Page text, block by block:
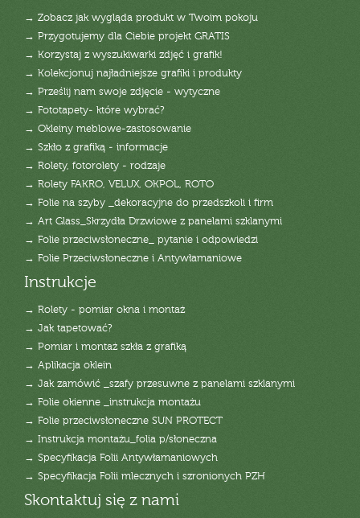
→ Zobacz jak wygląda produkt w Twoim pokoju
→ Przygotujemy dla Ciebie projekt GRATIS
→ Korzystaj z wyszukiwarki zdjęć i grafik!
→ Kolekcjonuj najładniejsze grafiki i produkty
→ Prześlij nam swoje zdjęcie - wytyczne
→ Fototapety- które wybrać?
→ Okleiny meblowe-zastosowanie
→ Szkło z grafiką - informacje
→ Rolety, fotorolety - rodzaje
→ Rolety FAKRO, VELUX, OKPOL, ROTO
→ Folie na szyby _dekoracyjne do przedszkoli i firm
→ Art Glass_Skrzydła Drzwiowe z panelami szklanymi
→ Folie przeciwsłoneczne_ pytanie i odpowiedzi
→ Folie Przeciwsłoneczne i Antywłamaniowe
Instrukcje
→ Rolety - pomiar okna i montaż
→ Jak tapetować?
→ Pomiar i montaż szkła z grafiką
→ Aplikacja oklein
→ Jak zamówić _szafy przesuwne z panelami szklanymi
→ Folie okienne _instrukcja montażu
→ Folie przeciwsłoneczne SUN PROTECT
→ Instrukcja montażu_folia p/słoneczna
→ Specyfikacja Folii Antywłamaniowych
→ Specyfikacja Folii mlecznych i szronionych PZH
Skontaktuj się z nami